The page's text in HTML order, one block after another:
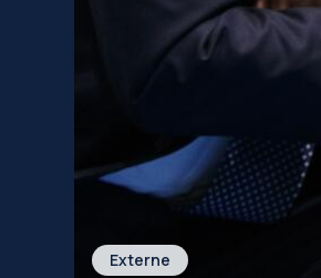
Externe